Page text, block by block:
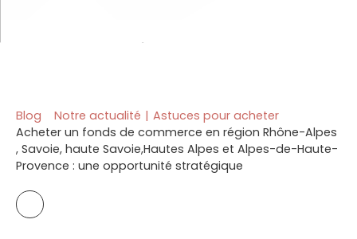
Blog Notre actualité | Astuces pour acheter
Acheter un fonds de commerce en région Rhône-Alpes
, Savoie, haute Savoie,Hautes Alpes et Alpes-de-Haute-
Provence : une opportunité stratégique